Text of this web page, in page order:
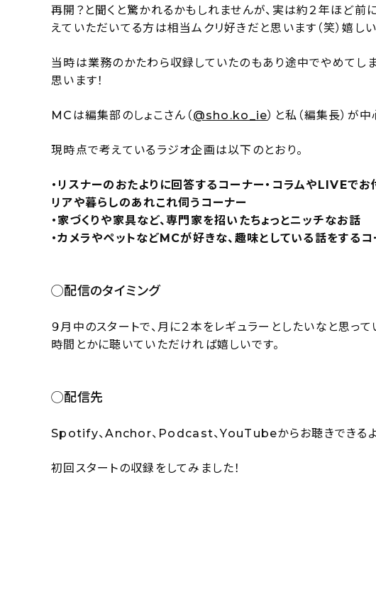
再開？と聞くと驚かれるかもしれませんが、実は約２年ほど前
えていただいてる方は相当ムクリ好きだと思います（笑）嬉しい
当時は業務のかたわら収録していたのもあり途中でやめてし
思います！
MCは編集部のしょこさん（@sho.ko_ie）と私（編集長）が
現時点で考えているラジオ企画は以下のとおり。
・リスナーのおたよりに回答するコーナー・コラムやLIVEで
リアや暮らしのあれこれ伺うコーナー
・家づくりや家具など、専門家を招いたちょっとニッチなお話
・カメラやペットなどMCが好きな、趣味としている話をするコ
◯配信のタイミング
９月中のスタートで、月に２本をレギュラーとしたいなと思って
時間とかに聴いていただければ嬉しいです。
◯配信先
Spotify、Anchor、Podcast、YouTubeからお聴きできるよ
初回スタートの収録をしてみました！